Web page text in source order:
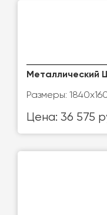
Размеры:
Цена: 36 575